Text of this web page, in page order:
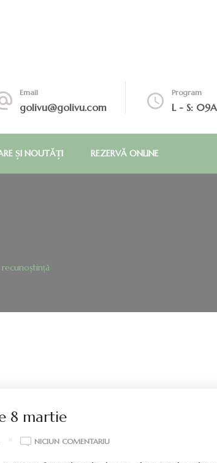
Email
golivu@golivu.com
Program
L - S:
ȘI NOUTĂȚI REZERVĂ ONLINE
recunoștință
8 martie
NICIUN COMENTARIULA